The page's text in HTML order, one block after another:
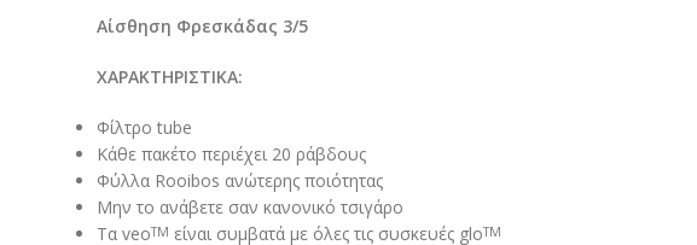
Αίσθηση Φρεσκάδας 3/5
ΧΑΡΑΚΤΗΡΙΣΤΙΚΑ:
Φίλτρο tube​
Κάθε πακέτο περιέχει 20 ράβδους​
Φύλλα Rooibos ανώτερης ποιότητας​
Μην το ανάβετε σαν κανονικό τσιγάρο​
Τα veoTM είναι συμβατά με όλες τις συσκευές gloTM